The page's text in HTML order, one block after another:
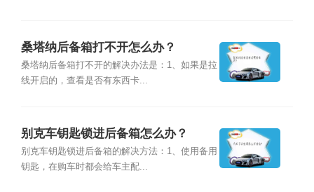
桑塔纳后备箱打不开怎么办？
桑塔纳后备箱打不开的解决办法是：1、如果是拉
线开启的，查看是否有东西卡...
别克车钥匙锁进后备箱怎么办？
别克车钥匙锁进后备箱的解决方法：1、使用备用
钥匙，在购车时都会给车主配...